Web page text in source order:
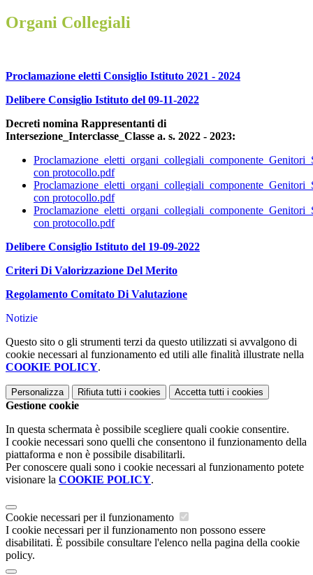
Organi Collegiali
Proclamazione eletti Consiglio Istituto 2021 - 2024
Delibere Consiglio Istituto del 09-11-2022
Decreti nomina Rappresentanti di
Intersezione_Interclasse_Classe a. s. 2022 - 2023:
con protocollo.pdf
con protocollo.pdf
con protocollo.pdf
Delibere Consiglio Istituto del 19-09-2022
Criteri Di Valorizzazione Del Merito
Regolamento Comitato Di Valutazione
Notizie
Questo sito o gli strumenti terzi da questo utilizzati si avvalgono di
cookie necessari al funzionamento ed utili alle finalità illustrate nella
COOKIE POLICY.
Personalizza Rifiuta tutti i cookies Accetta tutti i cookies
Gestione cookie
In questa schermata è possibile scegliere quali cookie consentire.
I cookie necessari sono quelli che consentono il funzionamento della
piattaforma e non è possibile disabilitarli.
Per conoscere quali sono i cookie necessari al funzionamento potete
visionare la COOKIE POLICY.
Cookie necessari per il funzionamento
I cookie necessari per il funzionamento non possono essere
disabilitati. È possibile consultare l'elenco nella pagina della cookie
policy.